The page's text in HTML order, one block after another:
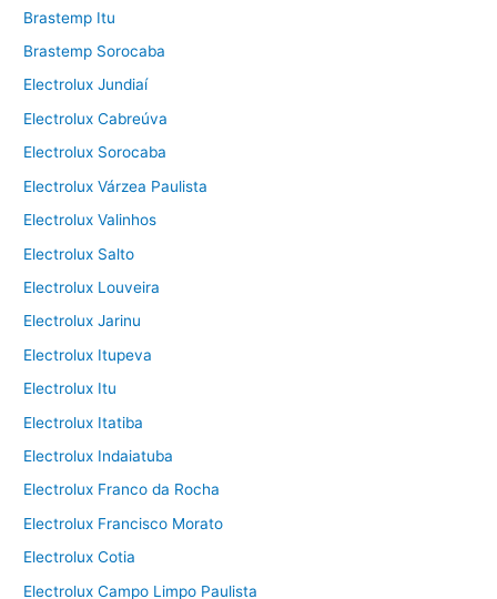
Brastemp Itu
Brastemp Sorocaba
Electrolux Jundiaí
Electrolux Cabreúva
Electrolux Sorocaba
Electrolux Várzea Paulista
Electrolux Valinhos
Electrolux Salto
Electrolux Louveira
Electrolux Jarinu
Electrolux Itupeva
Electrolux Itu
Electrolux Itatiba
Electrolux Indaiatuba
Electrolux Franco da Rocha
Electrolux Francisco Morato
Electrolux Cotia
Electrolux Campo Limpo Paulista